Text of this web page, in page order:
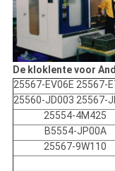
De kloklente voor
25567-EV06E 25567-
25560-JD003 25567-
25554-4M425
B5554-JP00A
25567-9W110